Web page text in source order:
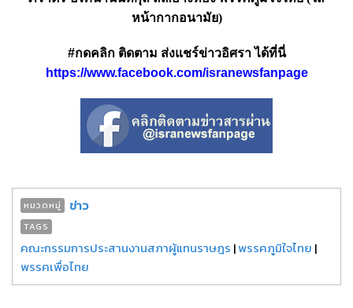
หน้ากากอนามัย)
#กดคลิก ติดตาม ส่งแชร์ข่าวอิศรา ได้ที่นี่
https://www.facebook.com/isranewsfanpage
หมวดหมู่ ข่าว
TAGS
คณะกรรมการประสานงานสภาผู้แทนราษฎร |พรรคภูมิใจไทย |
พรรคเพื่อไทย